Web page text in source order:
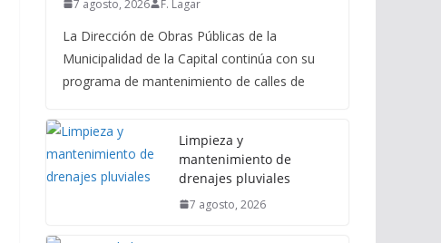
7 agosto, 2026 F. Lagar
La Dirección de Obras Públicas de la
Municipalidad de la Capital continúa con su
programa de mantenimiento de calles de
Limpieza y
mantenimiento de
drenajes pluviales
7 agosto, 2026